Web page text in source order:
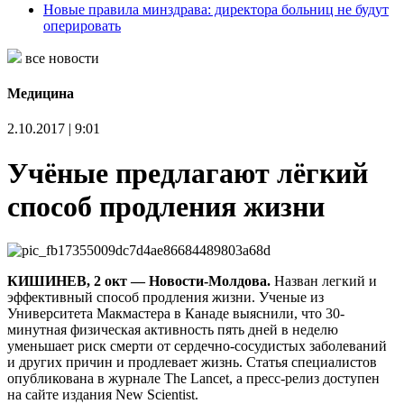
Новые правила минздрава: директора больниц не будут
оперировать
все новости
Медицина
2.10.2017 | 9:01
Учёные предлагают лёгкий
способ продления жизни
КИШИНЕВ, 2 окт — Новости-Молдова. Назван легкий и
эффективный способ продления жизни. Ученые из
Университета Макмастера в Канаде выяснили, что 30-
минутная физическая активность пять дней в неделю
уменьшает риск смерти от сердечно-сосудистых заболеваний
и других причин и продлевает жизнь. Статья специалистов
опубликована в журнале The Lancet, а пресс-релиз доступен
на сайте издания New Scientist.